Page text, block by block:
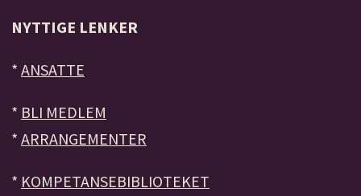
NYTTIGE LENKER
* ANSATTE
* BLI MEDLEM
* ARRANGEMENTER
* KOMPETANSEBIBLIOTEKET